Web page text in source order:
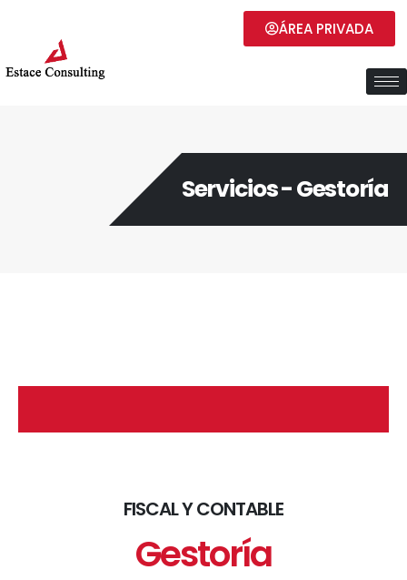
ÁREA PRIVADA
Servicios - Gestoría
FISCAL Y CONTABLE
Gestoría